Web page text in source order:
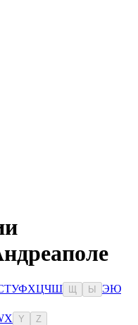
ТУФХЦЧШ Ы ЭЮ
X Y Z